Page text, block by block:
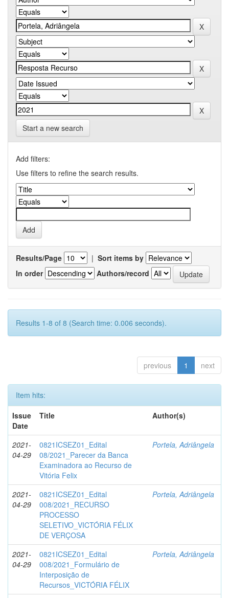
Start a new search
Add filters:
Use filters to refine the search results.
Results/Page | Sort items by
In order
Authors/record
Results 1-8 of 8 (Search time: 0.006 seconds).
previous 1 next
Item hits:
Issue
Date
Title Author(s)
2021-
04-29
0821ICSEZ01_Edital
08/2021_Parecer da Banca
Examinadora ao Recurso de
Vitória Felix
Portela, Adriângela
2021-
04-29
0821ICSEZ01_Edital
008/2021_RECURSO
PROCESSO
SELETIVO_VICTÓRIA FÉLIX
DE VERÇOSA
Portela, Adriângela
2021-
04-29
0821ICSEZ01_Edital
008/2021_Formulário de
Interposição de
Recursos_VICTÓRIA FÉLIX
Portela, Adriângela